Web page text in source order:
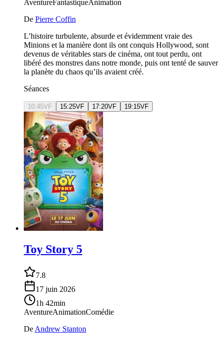
AventureFantastiqueAnimation
De Pierre Coffin
L’histoire turbulente, absurde et évidemment vraie des
Minions et la manière dont ils ont conquis Hollywood, sont
devenus de véritables stars de cinéma, ont tout perdu, ont
libéré des monstres dans notre monde, puis ont tenté de sauver
la planète du chaos qu’ils avaient créé.
Séances
10:45VF 15:25VF 17:20VF 19:15VF
Toy Story 5
7.8
17 juin 2026
1h 42min
AventureAnimationComédie
De Andrew Stanton